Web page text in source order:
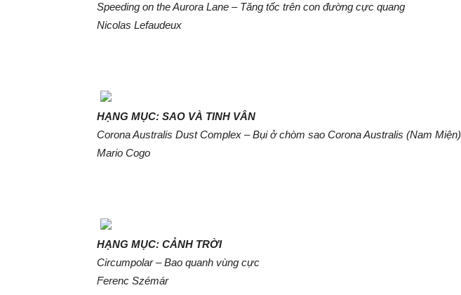
Speeding on the Aurora Lane – Tăng tốc trên con đường cực quang
Nicolas Lefaudeux
HẠNG MỤC: SAO VÀ TINH VÂN
Corona Australis Dust Complex – Bụi ở chòm sao Corona Australis (Nam Miện)
Mario Cogo
HẠNG MỤC: CẢNH TRỜI
Circumpolar – Bao quanh vùng cực
Ferenc Szémár